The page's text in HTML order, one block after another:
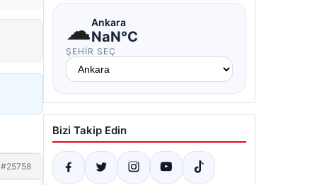
#25758
☁Ankara
NaN°C
ŞEHIR SEÇ
Bizi Takip Edin